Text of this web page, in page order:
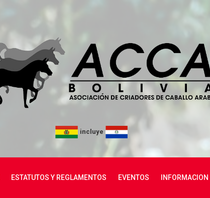
incluye
ESTATUTOS Y REGLAMENTOS EVENTOS INFORMACION